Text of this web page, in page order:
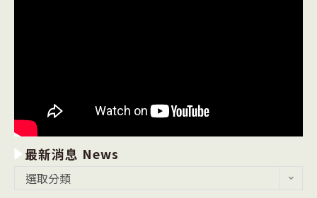
最新消息 News
選取分類